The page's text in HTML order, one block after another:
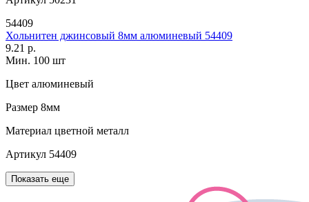
54409
Хольнитен джинсовый 8мм алюминевый 54409
9.21 р.
Мин. 100 шт
Цвет алюминевый
Размер 8мм
Материал цветной металл
Артикул 54409
Показать еще